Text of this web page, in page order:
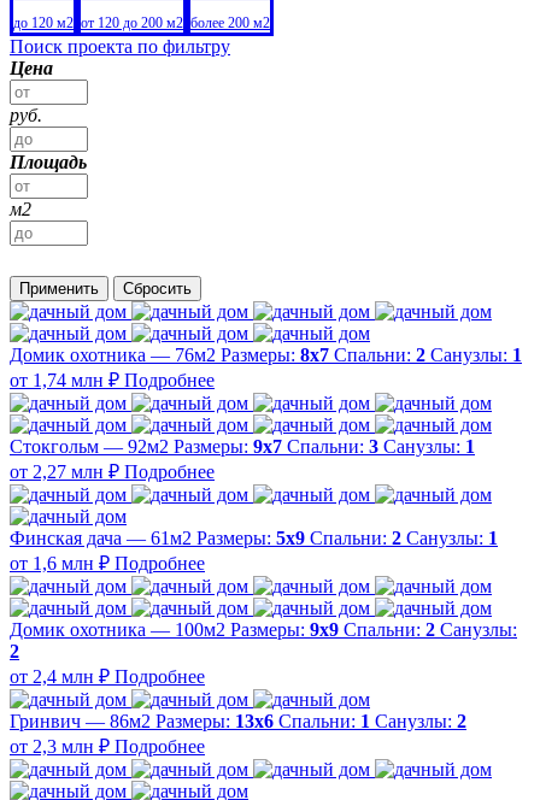
до 120 м2 от 120 до 200 м2 более 200 м2
Поиск проекта по фильтру
Цена
руб.
Площадь
м2
Применить Сбросить
Домик охотника — 76м2 Размеры: 8х7 Спальни: 2 Санузлы: 1
от 1,74 млн ₽ Подробнее
Стокгольм — 92м2 Размеры: 9х7 Спальни: 3 Санузлы: 1
от 2,27 млн ₽ Подробнее
Финская дача — 61м2 Размеры: 5х9 Спальни: 2 Санузлы: 1
от 1,6 млн ₽ Подробнее
Домик охотника — 100м2 Размеры: 9х9 Спальни: 2 Санузлы:
2
от 2,4 млн ₽ Подробнее
Гринвич — 86м2 Размеры: 13х6 Спальни: 1 Санузлы: 2
от 2,3 млн ₽ Подробнее